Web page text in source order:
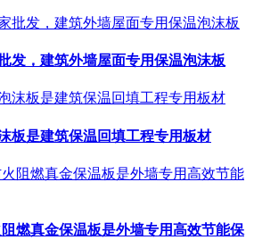
发，建筑外墙屋面专用保温泡沫板
板是建筑保温回填工程专用板材
燃真金保温板是外墙专用高效节能保